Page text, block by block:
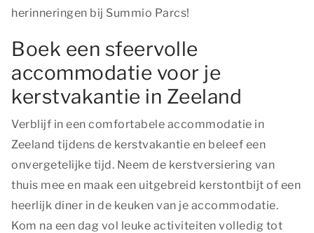
herinneringen bij Summio Parcs!
Boek een sfeervolle
accommodatie voor je
kerstvakantie in Zeeland
Verblijf in een comfortabele accommodatie in
Zeeland tijdens de kerstvakantie en beleef een
onvergetelijke tijd. Neem de kerstversiering van
thuis mee en maak een uitgebreid kerstontbijt of een
heerlijk diner in de keuken van je accommodatie.
Kom na een dag vol leuke activiteiten volledig tot